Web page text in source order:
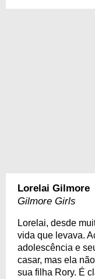
Lorelai Gilmore
Gilmore Girls
Lorelai, desde
vida que levava.
adolescência e
casar, mas ela
sua filha Rory. É